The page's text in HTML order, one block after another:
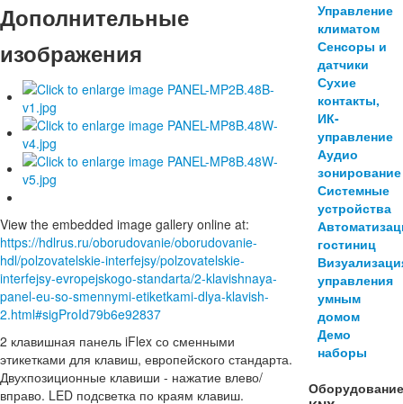
Дополнительные
изображения
View the embedded image gallery online at:
https://hdlrus.ru/oborudovanie/oborudovanie-
hdl/polzovatelskie-interfejsy/polzovatelskie-
interfejsy-evropejskogo-standarta/2-klavishnaya-
panel-eu-so-smennymi-etiketkami-dlya-klavish-
2.html#sigProId79b6e92837
2 клавишная панель iFlex со сменными
этикетками для клавиш, европейского стандарта.
Двухпозиционные клавиши - нажатие влево/
вправо. LED подсветка по краям клавиш.
Управление
климатом
Сенсоры и
датчики
Сухие
контакты,
ИК-
управление
Аудио
зонирование
Системные
устройства
гостиниц
управления
умным
домом
Демо
наборы